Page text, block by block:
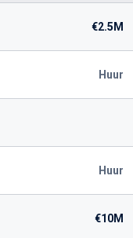
€2.5M
Huur
Huur
€10M